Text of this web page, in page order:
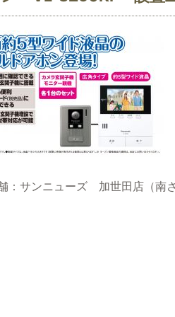
：サンニューズ 加世田店（南さ